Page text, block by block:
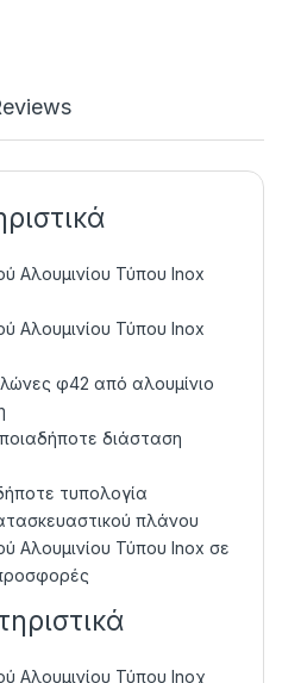
Αλουμινίου Τύπου Inox
Αλουμινίου Τύπου Inox
φ42 από αλουμίνιο
διάσταση
τυπολογία
πλάνου
Αλουμινίου Τύπου Inox σε
Αλουμινίου Τύπου Inoχ